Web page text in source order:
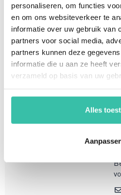
personaliseren, om functies
en om ons websiteverkeer te
informatie over uw gebruik van
partners voor social media,
partners kunnen deze
informatie die u aan ze heeft
verzameld op basis van uw
Alles